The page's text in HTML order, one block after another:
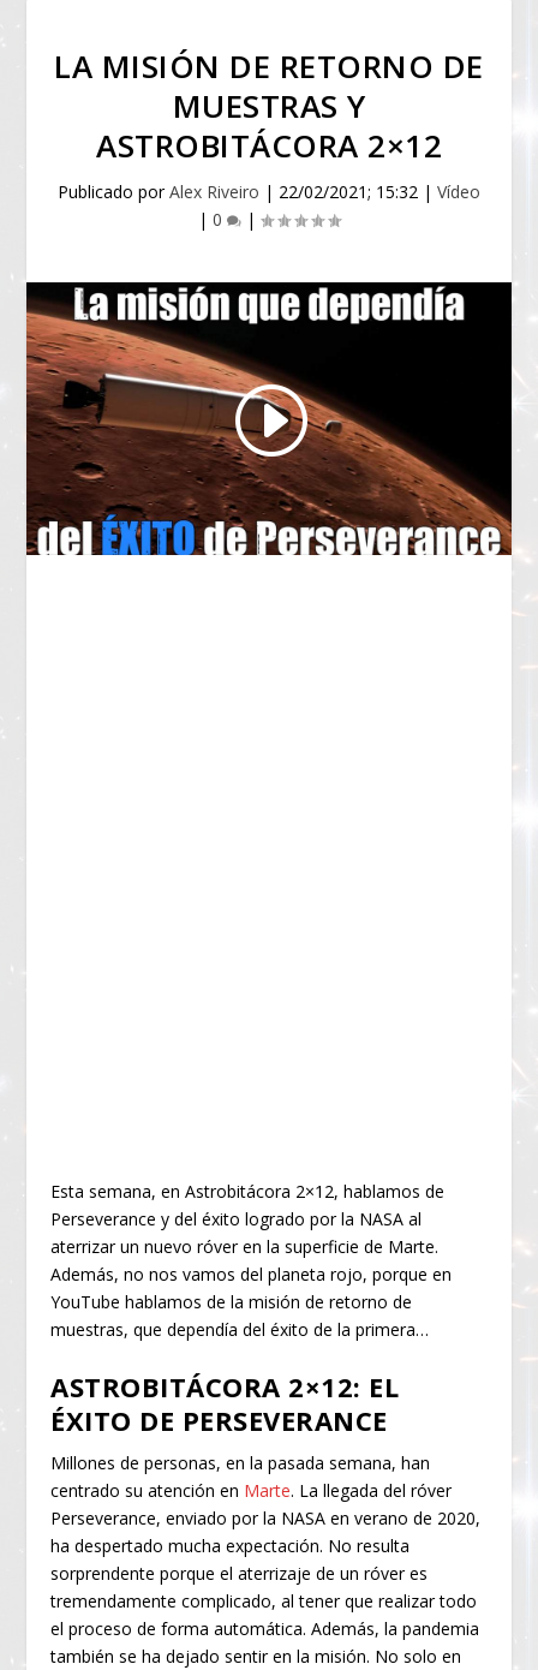
LA MISIÓN DE RETORNO DE
MUESTRAS Y
ASTROBITÁCORA 2×12
Publicado porAlex Riveiro | 22/02/2021; 15:32 | Vídeo
| 0 |
Esta semana, en Astrobitácora 2×12, hablamos de
Perseverance y del éxito logrado por la NASA al
aterrizar un nuevo róver en la superficie de Marte.
Además, no nos vamos del planeta rojo, porque en
YouTube hablamos de la misión de retorno de
muestras, que dependía del éxito de la primera…
ASTROBITÁCORA 2×12: EL
ÉXITO DE PERSEVERANCE
Millones de personas, en la pasada semana, han
centrado su atención en Marte. La llegada del róver
Perseverance, enviado por la NASA en verano de 2020,
ha despertado mucha expectación. No resulta
sorprendente porque el aterrizaje de un róver es
tremendamente complicado, al tener que realizar todo
el proceso de forma automática. Además, la pandemia
también se ha dejado sentir en la misión. No solo en